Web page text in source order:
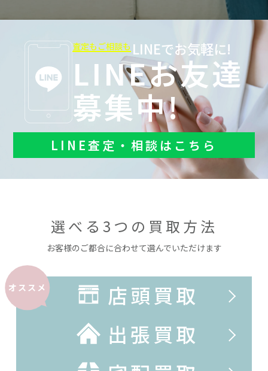
査定もご相談も LINEでお気軽に!
LINEお友達
募集中!
LINE査定・相談はこちら
選べる3つの買取方法
お客様のご都合に合わせて選んでいただけます
オススメ
店頭買取
出張買取